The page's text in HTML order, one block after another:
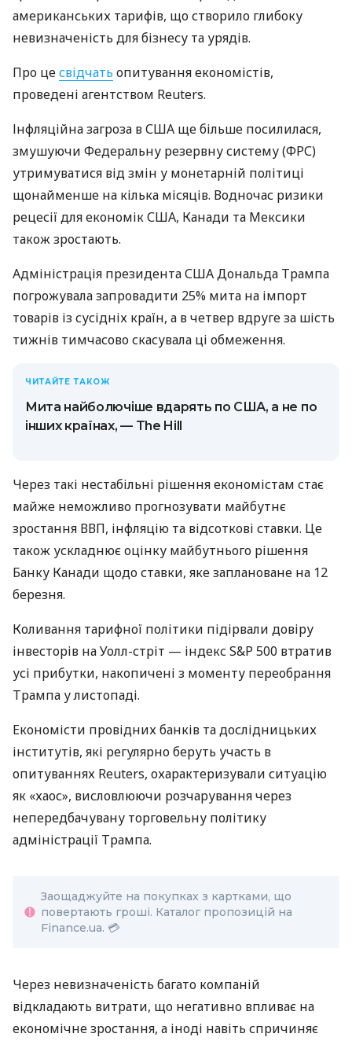
американських тарифів, що створило глибоку
невизначеність для бізнесу та урядів.
Про цесвідчать опитування економістів,
проведені агентством Reuters.
Інфляційна загроза в США ще більше посилилася,
змушуючи Федеральну резервну систему (ФРС)
утримуватися від змін у монетарній політиці
щонайменше на кілька місяців. Водночас ризики
рецесії для економік США, Канади та Мексики
також зростають.
Адміністрація президента США Дональда Трампа
погрожувала запровадити 25% мита на імпорт
товарів із сусідніх країн, а в четвер вдруге за шість
тижнів тимчасово скасувала ці обмеження.
ЧИТАЙТЕ ТАКОЖ
Мита найболючіше вдарять по США, а не по
інших країнах, — The Hill
Через такі нестабільні рішення економістам стає
майже неможливо прогнозувати майбутнє
зростання ВВП, інфляцію та відсоткові ставки. Це
також ускладнює оцінку майбутнього рішення
Банку Канади щодо ставки, яке заплановане на 12
березня.
Коливання тарифної політики підірвали довіру
інвесторів на Уолл-стріт — індекс S&P 500 втратив
усі прибутки, накопичені з моменту переобрання
Трампа у листопаді.
Економісти провідних банків та дослідницьких
інститутів, які регулярно беруть участь в
опитуваннях Reuters, охарактеризували ситуацію
як «хаос», висловлюючи розчарування через
непередбачувану торговельну політику
адміністрації Трампа.
Заощаджуйте на покупках з картками, що
повертають гроші. Каталог пропозицій на
Finance.ua. 💳
Через невизначеність багато компаній
відкладають витрати, що негативно впливає на
економічне зростання, а іноді навіть спричиняє